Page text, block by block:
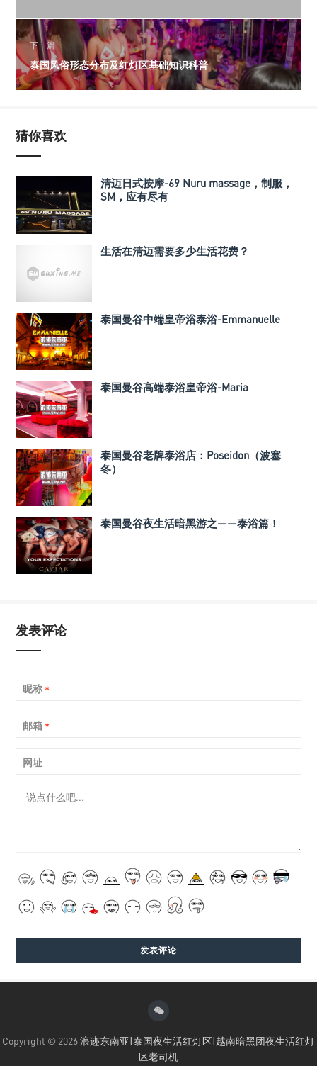
下一篇
泰国风俗形态分布及红灯区基础知识科普
猜你喜欢
清迈日式按摩-69 Nuru massage，制服，
SM，应有尽有
生活在清迈需要多少生活花费？
泰国曼谷中端皇帝浴泰浴-Emmanuelle
泰国曼谷高端泰浴皇帝浴-Maria
泰国曼谷老牌泰浴店：Poseidon（波塞
冬）
泰国曼谷夜生活暗黑游之——泰浴篇！
发表评论
昵称 *
邮箱 *
网址
Copyright © 2026浪迹东南亚|泰国夜生活红灯区|越南暗黑团夜生活红灯
区老司机